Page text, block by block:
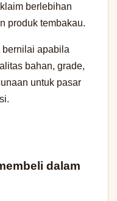
berlebihan
produk tembakau.
apabila
bahan, grade,
untuk pasar
dalam